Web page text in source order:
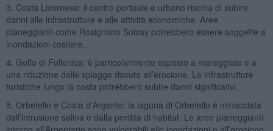
3. Costa Livornese: il centro portuale e urbano rischia di subire
danni alle infrastrutture e alle attività economiche. Aree
pianeggianti come Rosignano Solvay potrebbero essere soggette a
inondazioni costiere.
4. Golfo di Follonica: è particolarmente esposto a mareggiate e a
una riduzione delle spiagge dovuta all’erosione. Le infrastrutture
turistiche lungo la costa potrebbero subire danni significativi.
5. Orbetello e Costa d'Argento: la laguna di Orbetello è minacciata
dall’intrusione salina e dalla perdita di habitat. Le aree pianeggianti